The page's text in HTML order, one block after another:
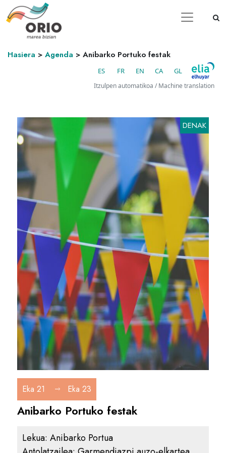
Hasiera > Agenda > Anibarko Portuko festak
ES FR EN CA GL
Itzulpen automatikoa / Machine translation
DENAK
Eka 21 Eka 23
Anibarko Portuko festak
Lekua:Anibarko Portua